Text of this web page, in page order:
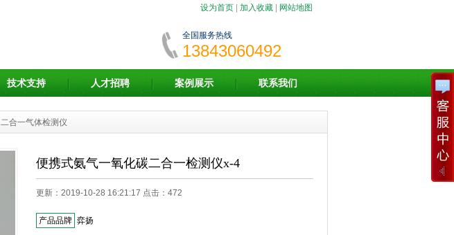
设为首页| 加入收藏| 网站地图
全国服务热线
13843060492
技术支持 人才招聘 案例展示 联系我们
二合一气体检测仪
便携式氨气一氧化碳二合一检测仪x-4
更新：2019-10-28 16:21:17 点击： 472
产品品牌 弈扬